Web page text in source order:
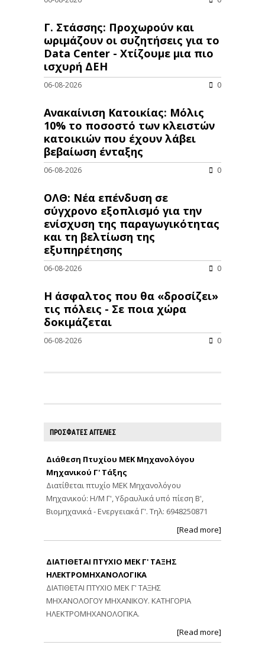
Γ. Στάσσης: Προχωρούν και
ωριμάζουν οι συζητήσεις για το
Data Center - Χτίζουμε μια πιο
ισχυρή ΔΕΗ
06-08-2026 0
Ανακαίνιση Κατοικίας: Μόλις
10% το ποσοστό των κλειστών
κατοικιών που έχουν λάβει
βεβαίωση ένταξης
06-08-2026 0
ΟΛΘ: Νέα επένδυση σε
σύγχρονο εξοπλισμό για την
ενίσχυση της παραγωγικότητας
και τη βελτίωση της
εξυπηρέτησης
06-08-2026 0
Η άσφαλτος που θα «δροσίζει»
τις πόλεις - Σε ποια χώρα
δοκιμάζεται
06-08-2026 0
ΠΡΟΣΦΑΤΕΣ ΑΓΓΕΛΙΕΣ
Διάθεση Πτυχίου ΜΕΚ Μηχανολόγου
Μηχανικού Γ' Τάξης
Διατίθεται πτυχίο ΜΕΚ Μηχανολόγου
Μηχανικού: Η/Μ Γ', Υδραυλικά υπό πίεση Β',
Βιομηχανικά - Ενεργειακά Γ'. Τηλ: 6948250871
[Read more]
ΔΙΑΤΙΘΕΤΑΙ ΠΤΥΧΙΟ ΜΕΚ Γ' ΤΑΞΗΣ
ΗΛΕΚΤΡΟΜΗΧΑΝΟΛΟΓΙΚΑ
ΔΙΑΤΙΘΕΤΑΙ ΠΤΥΧΙΟ ΜΕΚ Γ' ΤΑΞΗΣ
ΜΗΧΑΝΟΛΟΓΟΥ ΜΗΧΑΝΙΚΟΥ. ΚΑΤΗΓΟΡΙΑ
ΗΛΕΚΤΡΟΜΗΧΑΝΟΛΟΓΙΚΑ.
[Read more]